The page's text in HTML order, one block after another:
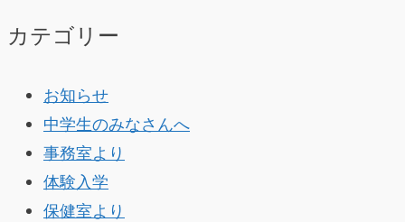
カテゴリー
お知らせ
中学生のみなさんへ
事務室より
体験入学
保健室より